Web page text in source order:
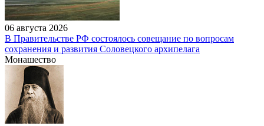
06 августа 2026
В Правительстве РФ состоялось совещание по вопросам
сохранения и развития Соловецкого архипелага
Монашество